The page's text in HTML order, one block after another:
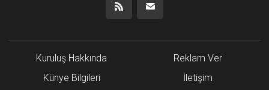
Kuruluş Hakkında
Künye Bilgileri
Reklam Ver
İletişim